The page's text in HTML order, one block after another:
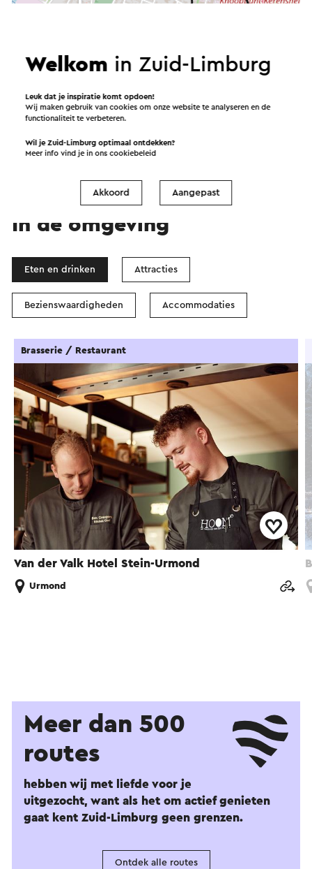
Start de route
Filters tonen
In de omgeving
Eten en drinken Attracties
Bezienswaardigheden Accommodaties
Van der Valk Hotel Stein-Urmond
Brasserie / Restaurant
Urmond
Meer dan 500
routes
hebben wij met liefde voor je
uitgezocht, want als het om actief genieten
gaat kent Zuid-Limburg geen grenzen.
Ontdek alle routes
Welkom in Zuid-Limburg
Leuk dat je inspiratie komt opdoen!
Wij maken gebruik van cookies om onze website te analyseren en de
functionaliteit te verbeteren.
Wil je Zuid-Limburg optimaal ontdekken?
Meer info vind je in onscookiebeleid
Akkoord Aangepast